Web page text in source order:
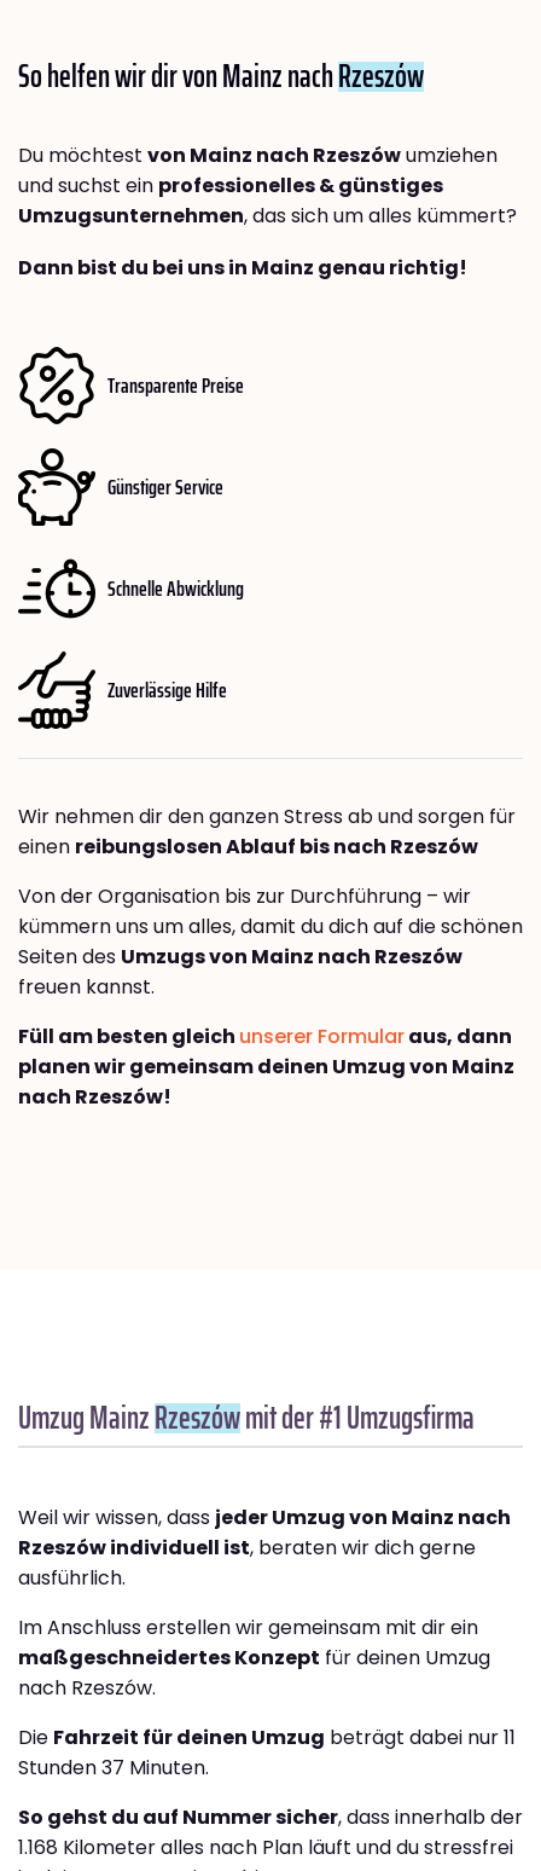
So helfen wir dir von Mainz nachRzeszów
Du möchtest von Mainz nach Rzeszówumziehen
und suchst ein professionelles & günstiges
Umzugsunternehmen, das sich um alles kümmert?
Dann bist du bei uns in Mainz genau richtig!
Transparente Preise
Günstiger Service
Schnelle Abwicklung
Zuverlässige Hilfe
Wir nehmen dir den ganzen Stress ab und sorgen für
einen reibungslosen Ablauf bis nach Rzeszów
Von der Organisation bis zur Durchführung – wir
kümmern uns um alles, damit du dich auf die schönen
Seiten des Umzugs von Mainz nach Rzeszów
freuen kannst.
Füll am besten gleich unserer Formularaus, dann
planen wir gemeinsam deinen Umzug von Mainz
nach Rzeszów!
Umzug MainzRzeszówmit der #1 Umzugsfirma
Weil wir wissen, dass jeder Umzug von Mainz nach
Rzeszów individuell ist, beraten wir dich gerne
ausführlich.
Im Anschluss erstellen wir gemeinsam mit dir ein
maßgeschneidertes Konzept für deinen Umzug
nach Rzeszów.
Die Fahrzeit für deinen Umzug beträgt dabei nur 11
Stunden 37 Minuten.
So gehst du auf Nummer sicher, dass innerhalb der
1.168 Kilometer alles nach Plan läuft und du stressfrei